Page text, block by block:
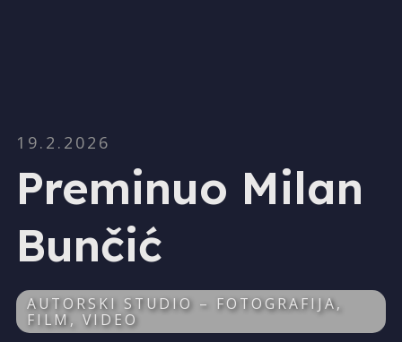
19.2.2026
Preminuo Milan
Bunčić
AUTORSKI STUDIO – FOTOGRAFIJA,
FILM, VIDEO